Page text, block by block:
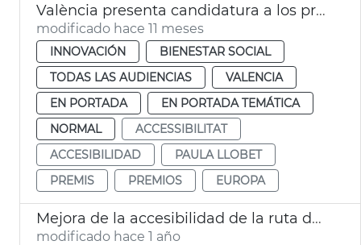
València presenta candidatura a los premios europeos de accesibilidad
modificado hace 11 meses
INNOVACIÓN
BIENESTAR SOCIAL
TODAS LAS AUDIENCIAS
VALENCIA
EN PORTADA
EN PORTADA TEMÁTICA
NORMAL
ACCESSIBILITAT
ACCESIBILIDAD
PAULA LLOBET
PREMIS
PREMIOS EUROPA
Mejora de la accesibilidad de la ruta del Río Verde y la guía digital
modificado hace 1 año